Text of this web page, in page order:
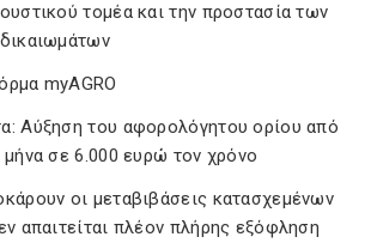
τομέα και την προστασία των
myAGRO
Αύξηση του αφορολόγητου ορίου από
σε 6.000 ευρώ τον χρόνο
οι μεταβιβάσεις κατασχεμένων
απαιτείται πλέον πλήρης εξόφληση